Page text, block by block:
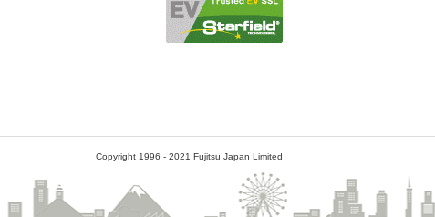
Copyright 1996 - 2021 Fujitsu Japan Limited